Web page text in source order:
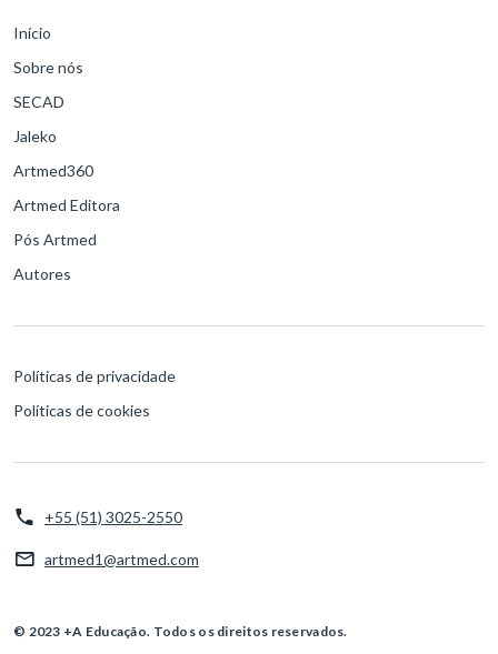
Início
Sobre nós
SECAD
Jaleko
Artmed360
Artmed Editora
Pós Artmed
Autores
Políticas de privacidade
Políticas de cookies
+55 (51) 3025-2550
artmed1@artmed.com
© 2023 +A Educação. Todos os direitos reservados.